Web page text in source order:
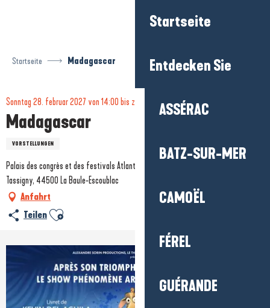
Startseite
Entdecken Sie
ASSÉRAC
BATZ-SUR-MER
CAMOËL
FÉREL
GUÉRANDE
Startseite Madagascar
Sonntag 28. februar 2027 von 14:00 bis zu 15:30 und von 17:30 bis zu 19:00
Madagascar
VORSTELLUNGEN
Palais des congrès et des festivals Atlantia, 119 Av. du Maréchal de Lattre de
Tassigny, 44500 La Baule-Escoublac
Anfahrt
Teilen Ajouter aux favoris